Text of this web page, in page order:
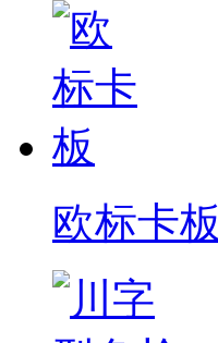
欧标卡板